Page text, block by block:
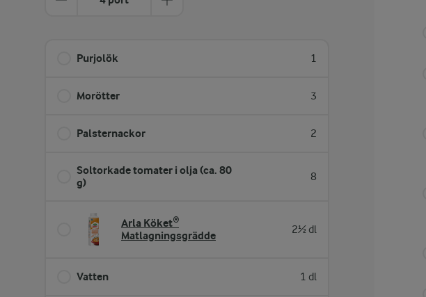
Purjolök 1
Morötter 3
Palsternackor 2
Soltorkade tomater i olja (ca. 80
g)
8
Arla Köket®
Matlagningsgrädde
2½ dl
Vatten 1 dl